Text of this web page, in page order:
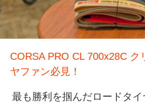
CORSA PRO CL 700x28C
ヤファン必見！
最も勝利を掴んだロードタイ